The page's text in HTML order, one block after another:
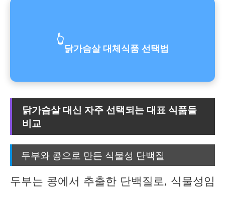
👆
닭가슴살 대체식품 선택법
닭가슴살 대신 자주 선택되는 대표 식품들
비교
두부와 콩으로 만든 식물성 단백질
두부는 콩에서 추출한 단백질로, 식물성임